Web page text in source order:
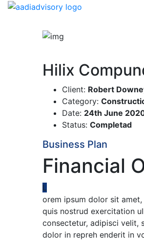
Hilix
Client: Robert
Category:
Date: 24th June
Status: Completad
Business Plan
Financial
L
orem ipsum dolor sit
quis nostrud exercitation
consectetur, adipisci velit,
dolor in repreh enderit in